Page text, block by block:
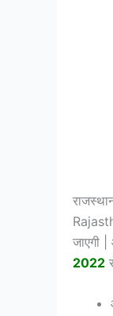
जाएगी
2022